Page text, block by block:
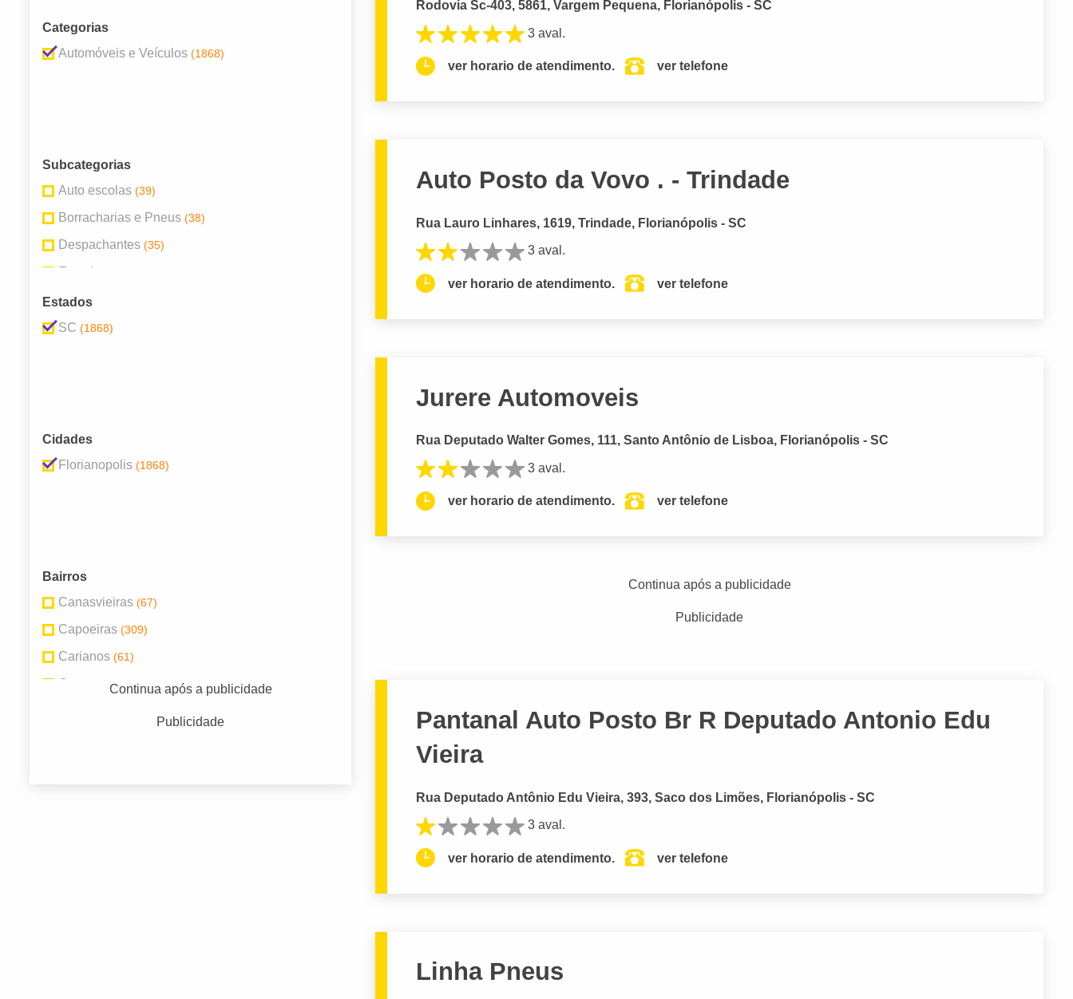
Categorias
Automóveis e Veículos (1868)
Subcategorias
Auto escolas (39)
Borracharias e Pneus (38)
Despachantes (35)
Estacionamentos
Locadoras de Veículos
Mecânicas e Oficinas
Serviços em Veículos
Estados
SC (1868)
Cidades
Florianopolis (1868)
Bairros
Canasvieiras (67)
Capoeiras (309)
Carianos (61)
Centro (307)
Continua após a publicidade
Publicidade
Rodovia Sc-403, 5861, Vargem Pequena, Florianópolis - SC
3 aval.
ver horario de atendimento. ver telefone
Auto Posto da Vovo . - Trindade
Rua Lauro Linhares, 1619, Trindade, Florianópolis - SC
3 aval.
ver horario de atendimento. ver telefone
Jurere Automoveis
Rua Deputado Walter Gomes, 111, Santo Antônio de Lisboa, Florianópolis - SC
3 aval.
ver horario de atendimento. ver telefone
Continua após a publicidade
Publicidade
Pantanal Auto Posto Br R Deputado Antonio Edu
Vieira
Rua Deputado Antônio Edu Vieira, 393, Saco dos Limões, Florianópolis - SC
3 aval.
ver horario de atendimento. ver telefone
Linha Pneus